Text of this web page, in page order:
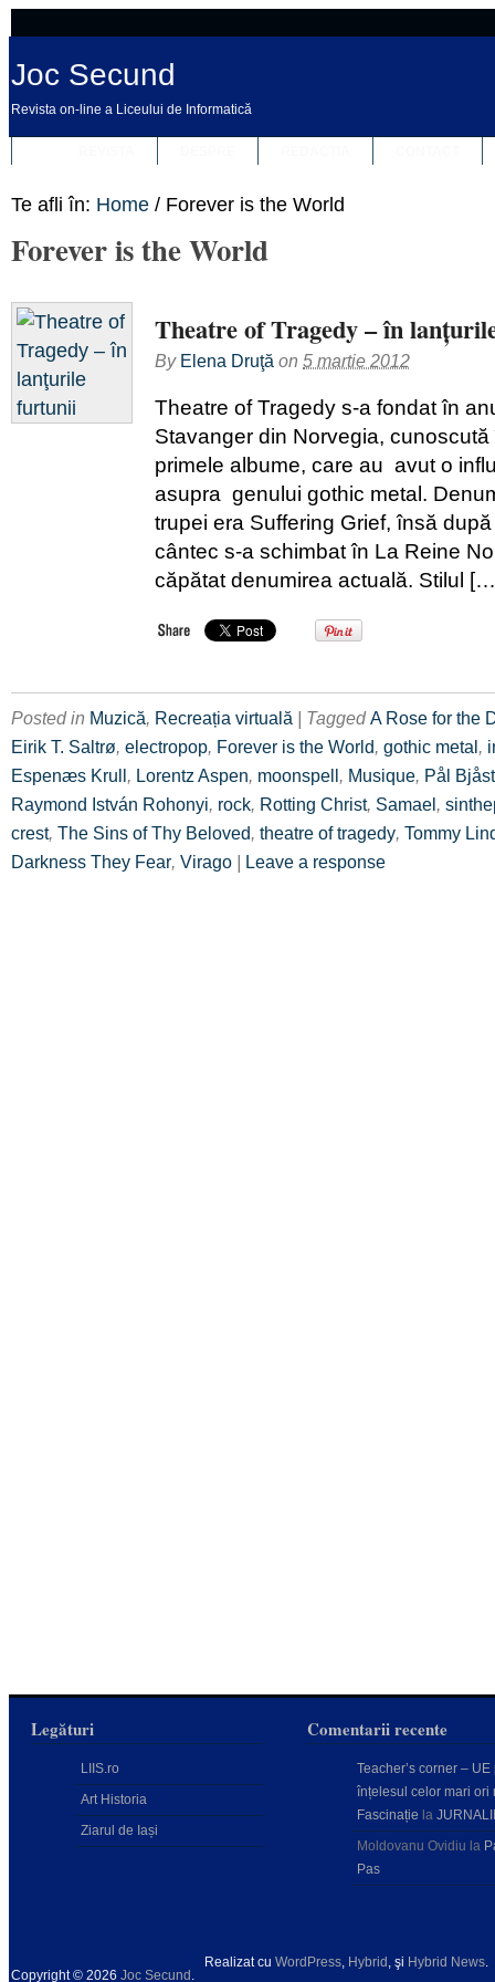
Joc Secund
Revista on-line a Liceului de Informatică
Te afli în: Home / Forever is the World
Forever is the World
Theatre of Tragedy – în
By Elena Druţă on 5 martie 2012
Theatre of Tragedy s-a fondat în
Stavanger din Norvegia,
primele albume, care au avut o
asupra genului gothic metal.
trupei era Suffering Grief, însă
cântec s-a schimbat în La Reine
căpătat denumirea actuală. Stilul
Posted in Muzică, Recreația virtuală | TaggedA Rose for the
Eirik T. Saltrø, electropop, Forever is the World, gothic metal,
Espenæs Krull, Lorentz Aspen, moonspell, Musique, Pål
Raymond István Rohonyi, rock, Rotting Christ, Samael,
crest, The Sins of Thy Beloved, theatre of tragedy, Tommy
Darkness They Fear, Virago | Leave a response
Legături
LIIS.ro
Art Historia
Ziarul de Iași
Comentarii recente
Teacher’s corner – UE
înțelesul celor mari ori
Fascinație la
Moldovanu Ovidiu la
Pas
Copyright © 2026 Joc Secund .
Realizat cu WordPress, Hybrid , şi Hybrid News.